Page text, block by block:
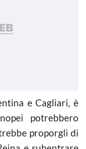
e Cagliari, è
potrebbero
proporgli di